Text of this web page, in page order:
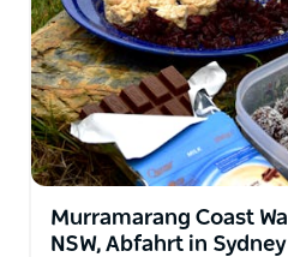
Murramarang Coast
NSW, Abfahrt in